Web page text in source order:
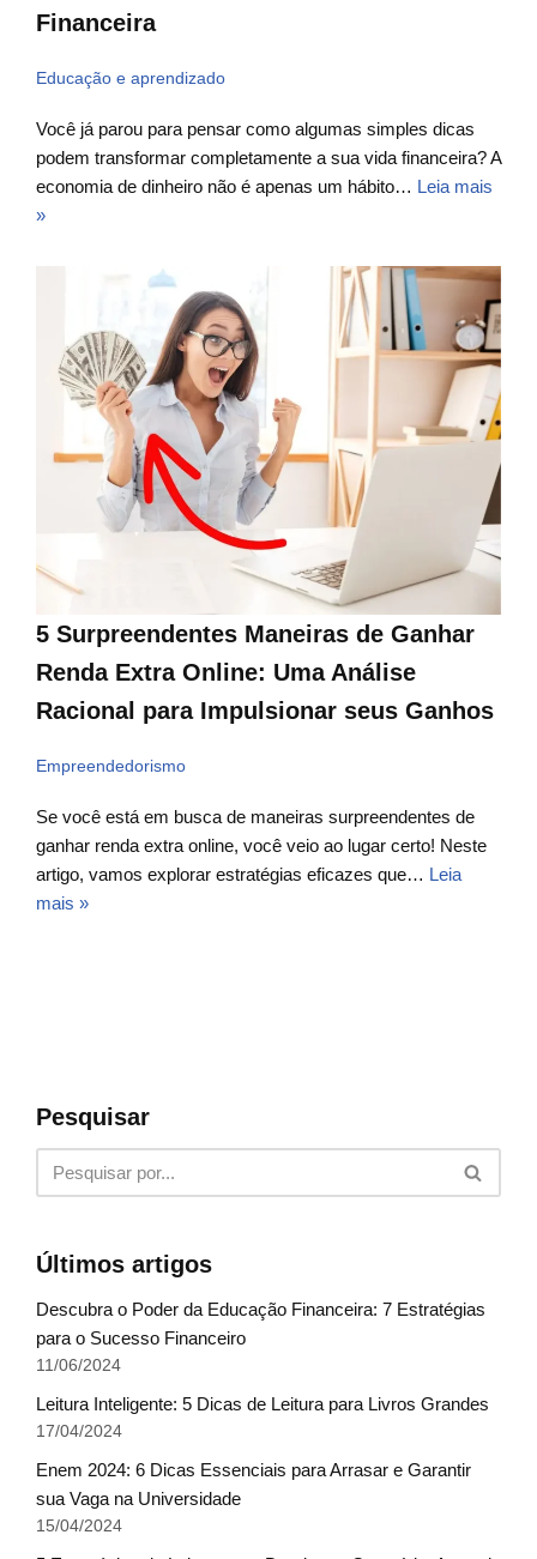
Financeira
Educação e aprendizado
Você já parou para pensar como algumas simples dicas
podem transformar completamente a sua vida financeira? A
economia de dinheiro não é apenas um hábito… Leia mais
»
5 Surpreendentes Maneiras de Ganhar
Renda Extra Online: Uma Análise
Racional para Impulsionar seus Ganhos
Empreendedorismo
Se você está em busca de maneiras surpreendentes de
ganhar renda extra online, você veio ao lugar certo! Neste
artigo, vamos explorar estratégias eficazes que… Leia
mais »
Pesquisar
Últimos artigos
Descubra o Poder da Educação Financeira: 7 Estratégias
para o Sucesso Financeiro
11/06/2024
Leitura Inteligente: 5 Dicas de Leitura para Livros Grandes
17/04/2024
Enem 2024: 6 Dicas Essenciais para Arrasar e Garantir
sua Vaga na Universidade
15/04/2024